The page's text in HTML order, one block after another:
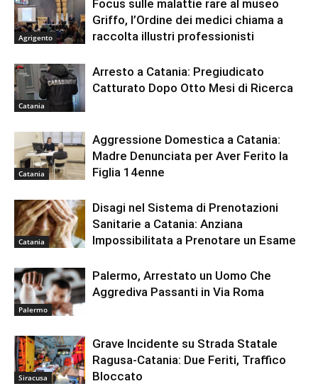
Agrigento
Focus sulle malattie rare al museo
Griffo, l’Ordine dei medici chiama a
raccolta illustri professionisti
Catania
Arresto a Catania: Pregiudicato
Catturato Dopo Otto Mesi di Ricerca
Catania
Aggressione Domestica a Catania:
Madre Denunciata per Aver Ferito la
Figlia 14enne
Catania
Disagi nel Sistema di Prenotazioni
Sanitarie a Catania: Anziana
Impossibilitata a Prenotare un Esame
Palermo
Palermo, Arrestato un Uomo Che
Aggrediva Passanti in Via Roma
Siracusa
Grave Incidente su Strada Statale
Ragusa-Catania: Due Feriti, Traffico
Bloccato